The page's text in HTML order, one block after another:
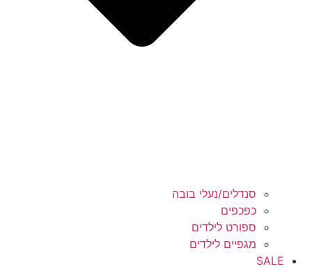
סנדלים/נעלי בובה
כפכפים
ספורט לילדים
מגפיים לילדים
SALE